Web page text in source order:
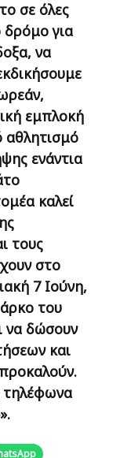
σε όλες
δρόμο για
να
εμπλοκή
αθλητισμό
ενάντια
καλεί
τους
στο
7 Ιούνη,
του
να δώσουν
και
τηλέφωνα